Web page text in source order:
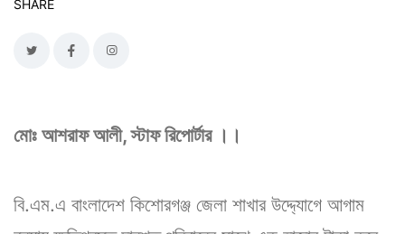
SHARE
মোঃ আশরাফ আলী, স্টাফ রিপোর্টার ।।
বি.এম.এ বাংলাদেশ কিশোরগঞ্জ জেলা শাখার উদ্দ্যোগে আগাম